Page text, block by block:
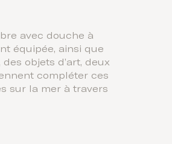
avec douche à
équipée, ainsi que
objets d’art, deux
compléter ces
sur la mer à travers